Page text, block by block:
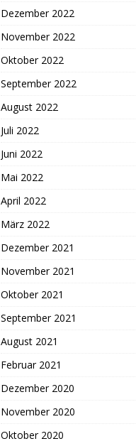
Dezember 2022
November 2022
Oktober 2022
September 2022
August 2022
Juli 2022
Juni 2022
Mai 2022
April 2022
März 2022
Dezember 2021
November 2021
Oktober 2021
September 2021
August 2021
Februar 2021
Dezember 2020
November 2020
Oktober 2020